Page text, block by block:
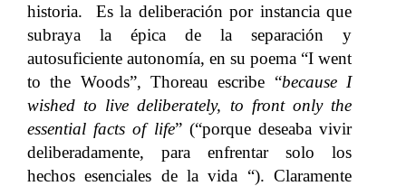
historia. Es la deliberación por instancia que
subraya la épica de la separación y
autosuficiente autonomía, en su poema “I went
to the Woods”, Thoreau escribe “because I
wished to live deliberately, to front only the
essential facts of life” (“porque deseaba vivir
deliberadamente, para enfrentar solo los
hechos esenciales de la vida “). Claramente